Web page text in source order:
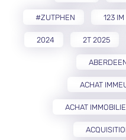
#ZUTPHEN 123 IM
2024 2T 2025
ACHAT
ACHAT